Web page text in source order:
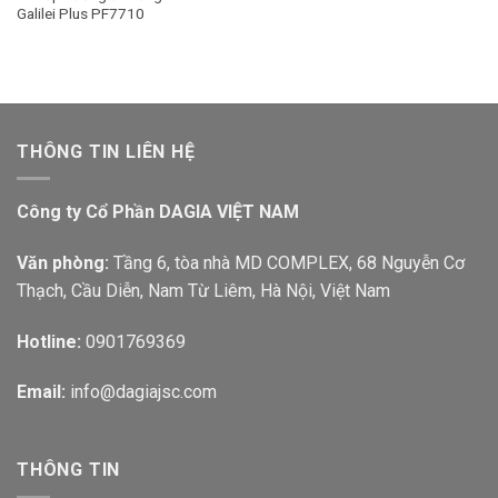
Galilei Plus PF7710
THÔNG TIN LIÊN HỆ
Công ty Cổ Phần DAGIA VIỆT NAM
Văn phòng: Tầng 6, tòa nhà MD COMPLEX, 68 Nguyễn Cơ
Thạch, Cầu Diễn, Nam Từ Liêm, Hà Nội, Việt Nam
Hotline: 0901769369
Email: info@dagiajsc.com
THÔNG TIN